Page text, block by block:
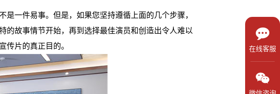
一件易事。但是，如果您坚持遵循上面的几个步骤，
的故事情节开始，再到选择最佳演员和创造出令人难以
传片的真正目的。
在线客服